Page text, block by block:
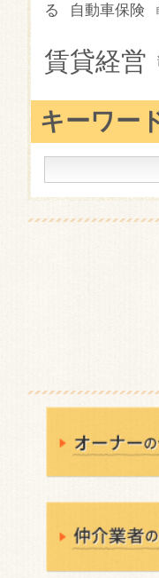
る 自動車保険
賃貸経営
キーワー